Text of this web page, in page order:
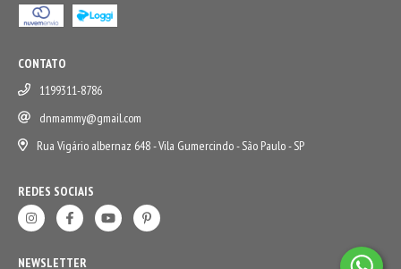
CONTATO
1199311-8786
dnmammy@gmail.com
Rua Vigário albernaz 648 - Vila Gumercindo - São Paulo - SP
REDES SOCIAIS
NEWSLETTER